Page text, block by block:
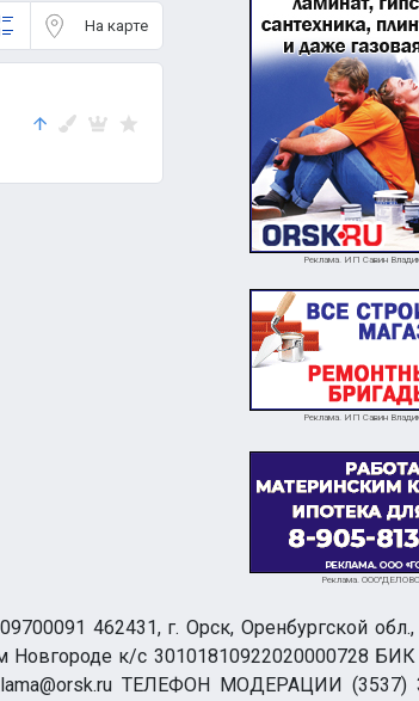
На карте
Реклама. ИП Савин
Реклама. ИП Савин
Реклама.
462431, г. Орск, Оренбургской обл.,
к/с 30101810922020000728 БИК
ТЕЛЕФОН МОДЕРАЦИИ (3537)